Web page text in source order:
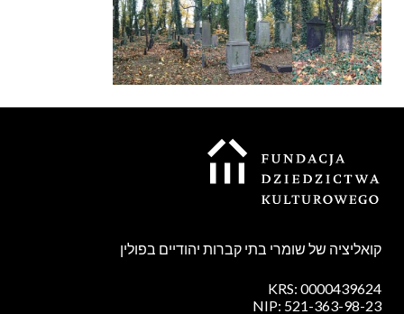
קואליציה של שומרי בתי קברות יהודיים בפולין
KRS: 0000439624
NIP: 521-363-98-23